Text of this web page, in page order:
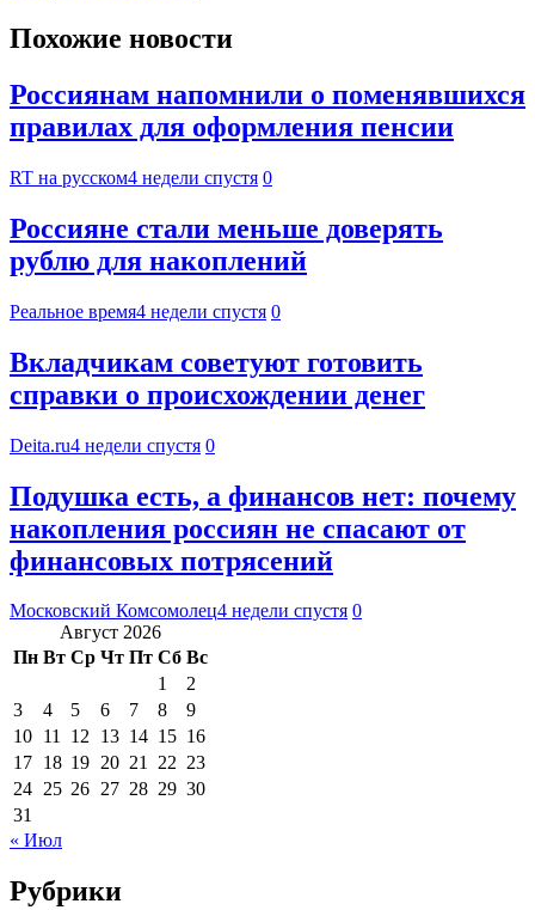
Похожие новости
Россиянам напомнили о поменявшихся
правилах для оформления пенсии
RT на русском4 недели спустя 0
Россияне стали меньше доверять
рублю для накоплений
Реальное время4 недели спустя 0
Вкладчикам советуют готовить
справки о происхождении денег
Deita.ru4 недели спустя 0
Подушка есть, а финансов нет: почему
накопления россиян не спасают от
финансовых потрясений
Московский Комсомолец4 недели спустя 0
Август 2026
Пн Вт Ср Чт Пт Сб Вс
1
2
3
4 5 6 7 8
9
10 11 12 13 14 15 16
17 18 19 20 21 22 23
24 25 26 27 28 29 30
31
« Июл
Рубрики